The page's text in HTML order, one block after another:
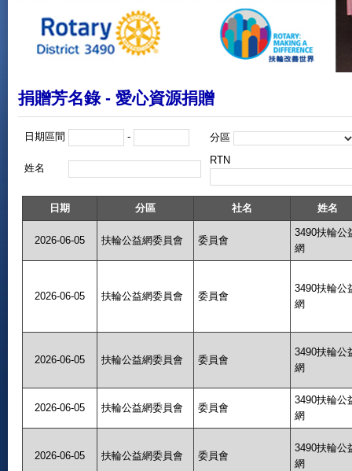
捐贈芳名錄 - 愛心資源捐贈
日期區間 - 分區
姓名
RTN
日期 分區 社名 姓名
2026-06-05 扶輪公益網委員會 委員會
3490扶輪公
網
2026-06-05 扶輪公益網委員會 委員會
3490扶輪公
網
2026-06-05 扶輪公益網委員會 委員會
3490扶輪公
網
2026-06-05 扶輪公益網委員會 委員會
3490扶輪公
網
2026-06-05 扶輪公益網委員會 委員會
3490扶輪公
網